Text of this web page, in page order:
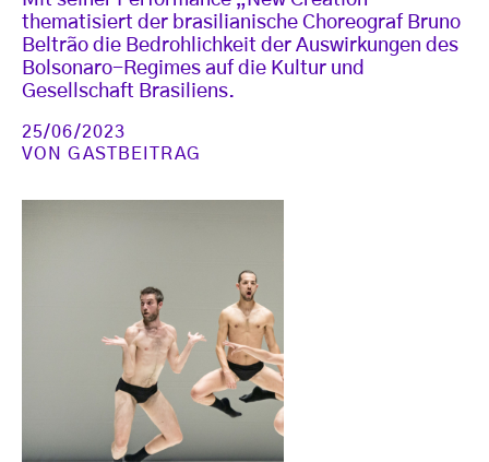
thematisiert der brasilianische Choreograf Bruno
Beltrão die Bedrohlichkeit der Auswirkungen des
Bolsonaro-Regimes auf die Kultur und
Gesellschaft Brasiliens.
25/06/2023
VONGASTBEITRAG